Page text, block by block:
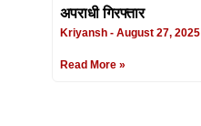
अपराधी गिरफ्तार
Kriyansh August 27, 2025
Read More »